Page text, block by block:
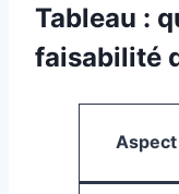
Tableau :
faisabilité
Aspect